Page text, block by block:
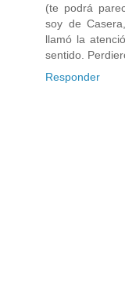
(te podrá
soy de
llamó la
sentido.
Responder